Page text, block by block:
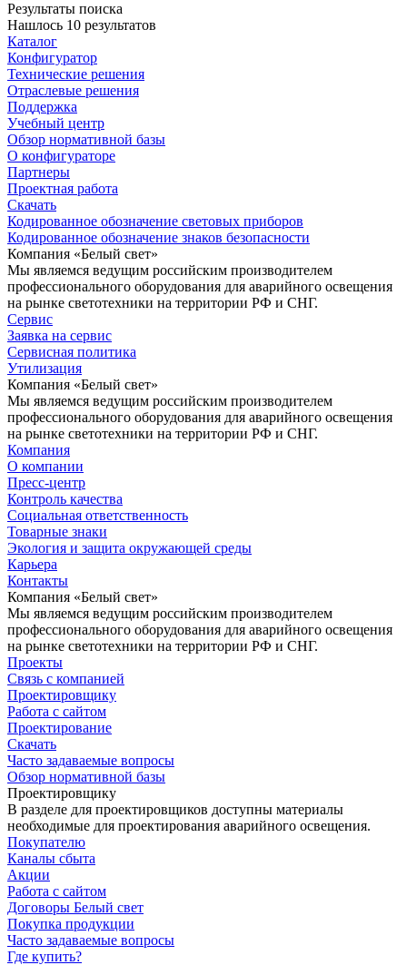
Результаты поиска
Нашлось 10 результатов
Каталог
Конфигуратор
Технические решения
Отраслевые решения
Поддержка
Учебный центр
Обзор нормативной базы
О конфигураторе
Партнеры
Проектная работа
Скачать
Кодированное обозначение световых приборов
Кодированное обозначение знаков безопасности
Компания «Белый свет»
Мы являемся ведущим российским производителем
профессионального оборудования для аварийного освещения
на рынке светотехники на территории РФ и СНГ.
Сервис
Заявка на сервис
Сервисная политика
Утилизация
Компания «Белый свет»
Мы являемся ведущим российским производителем
профессионального оборудования для аварийного освещения
на рынке светотехники на территории РФ и СНГ.
Компания
О компании
Пресс-центр
Контроль качества
Социальная ответственность
Товарные знаки
Экология и защита окружающей среды
Карьера
Контакты
Компания «Белый свет»
Мы являемся ведущим российским производителем
профессионального оборудования для аварийного освещения
на рынке светотехники на территории РФ и СНГ.
Проекты
Связь с компанией
Проектировщику
Работа с сайтом
Проектирование
Скачать
Часто задаваемые вопросы
Обзор нормативной базы
Проектировщику
В разделе для проектировщиков доступны материалы
необходимые для проектирования аварийного освещения.
Покупателю
Каналы сбыта
Акции
Работа с сайтом
Договоры Белый свет
Покупка продукции
Часто задаваемые вопросы
Где купить?